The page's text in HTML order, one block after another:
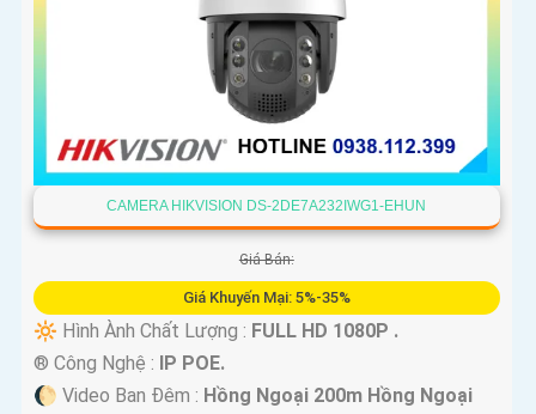
CAMERA HIKVISION DS-2DE7A232IWG1-EHUN
Giá Bán:
Giá Khuyến Mại: 5%-35%
🔆 Hình Ành Chất Lượng : FULL HD 1080P .
®️ Công Nghệ : IP POE.
🌔 Video Ban Đêm : Hồng Ngoại 200m Hồng Ngoại